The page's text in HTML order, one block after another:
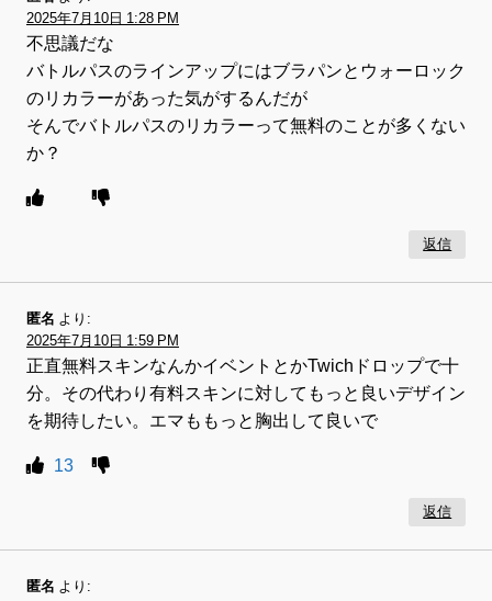
2025年7月10日 1:28 PM
不思議だな
バトルパスのラインアップにはブラパンとウォーロック
のリカラーがあった気がするんだが
そんでバトルパスのリカラーって無料のことが多くない
か？
返信
匿名 より:
2025年7月10日 1:59 PM
正直無料スキンなんかイベントとかTwichドロップで十
分。その代わり有料スキンに対してもっと良いデザイン
を期待したい。エマももっと胸出して良いで
13
返信
匿名 より: